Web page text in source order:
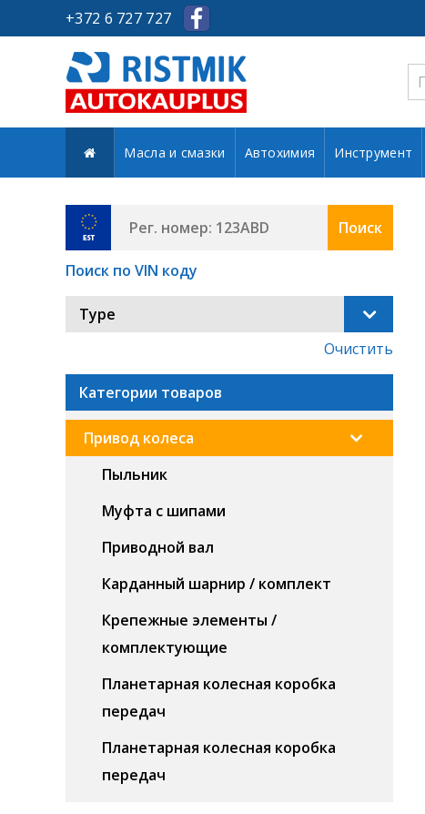
+372 6 727 727
Масла и смазки Автохимия Инструмент
Поиск
Поиск по VIN коду
Type
Очистить
Категории товаров
Привод колеса
Пыльник
Муфта с шипами
Приводной вал
Карданный шарнир / комплект
Крепежные элементы /
комплектующие
Планетарная колесная коробка
передач
Планетарная колесная коробка
передач